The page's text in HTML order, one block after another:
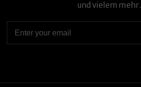
und vielem mehr.